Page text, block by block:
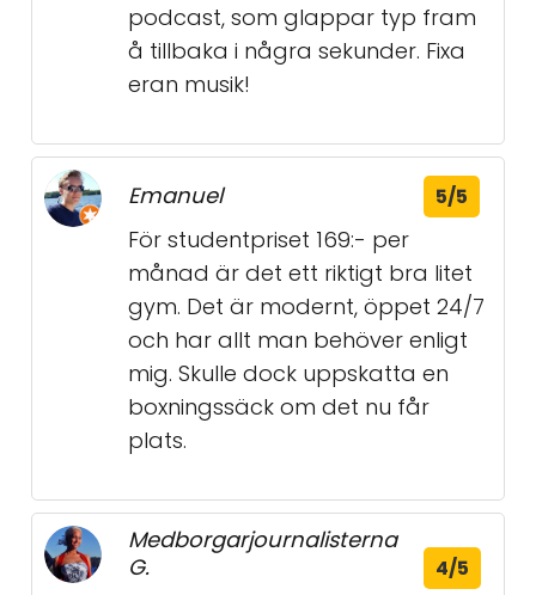
podcast, som glappar typ fram
å tillbaka i några sekunder. Fixa
eran musik!
Emanuel 5/5
För studentpriset 169:- per
månad är det ett riktigt bra litet
gym. Det är modernt, öppet 24/7
och har allt man behöver enligt
mig. Skulle dock uppskatta en
boxningssäck om det nu får
plats.
Medborgarjournalisterna
G.
4/5